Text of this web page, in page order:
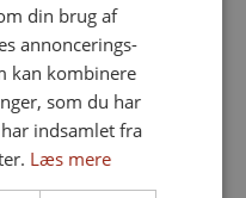
din brug af
annoncerings-
kan kombinere
som du har
indsamlet fra
Læs mere